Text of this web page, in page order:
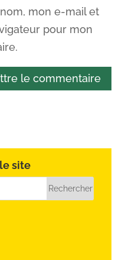
mon e-mail et
pour mon
le commentaire
site